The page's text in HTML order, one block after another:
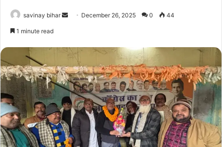
savinay bihar
SendDecember 26, 2025 0 44
1 minute read